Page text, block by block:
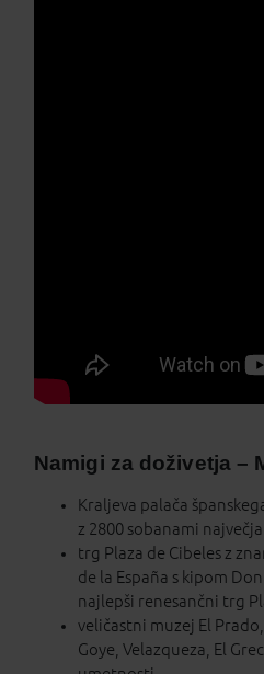
Namigi za doživetja –
Kraljeva palača
z 2800 sobanami
trg Plaza de Cibeles z
de la España s kipom
najlepši renesančni trg
veličastni muzej El
Goye, Velazqueza, El